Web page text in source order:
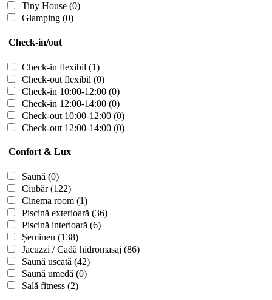
Tiny House (0)
Glamping (0)
Check-in/out
Check-in flexibil (1)
Check-out flexibil (0)
Check-in 10:00-12:00 (0)
Check-in 12:00-14:00 (0)
Check-out 10:00-12:00 (0)
Check-out 12:00-14:00 (0)
Confort & Lux
Saună (0)
Ciubăr(122)
Cinema room (1)
Piscină exterioară (36)
Piscină interioară (6)
Șemineu (138)
Jacuzzi / Cadă hidromasaj (86)
Saună uscată (42)
Saună umedă (0)
Sală fitness (2)